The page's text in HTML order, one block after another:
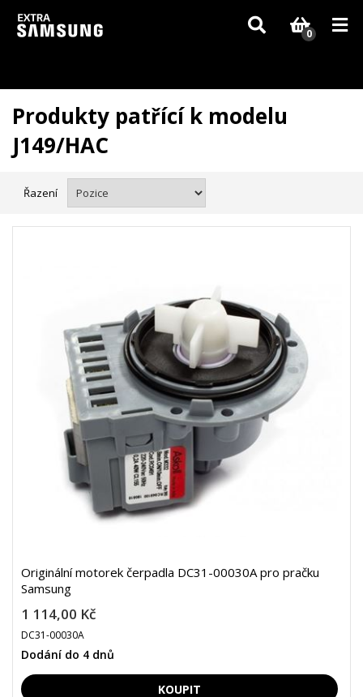
Vzhledem k aktuální situaci se může dodání dílů, které nejsou skladem,
zpozdit. Děkujeme za pochopení.
0
Produkty patřící k modelu
J149/HAC
Řazení
Originální motorek čerpadla DC31-00030A pro pračku
Samsung
1 114,00 Kč
DC31-00030A
Dodání do 4 dnů